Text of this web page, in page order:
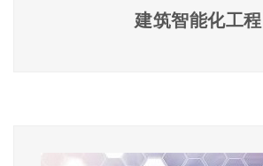
建筑智能化工程